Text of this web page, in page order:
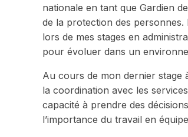
nationale en tant que Gardien
de la protection des personnes.
lors de mes stages en
pour évoluer dans un
Au cours de mon dernier stage
la coordination avec les
capacité à prendre des
l’importance du travail en